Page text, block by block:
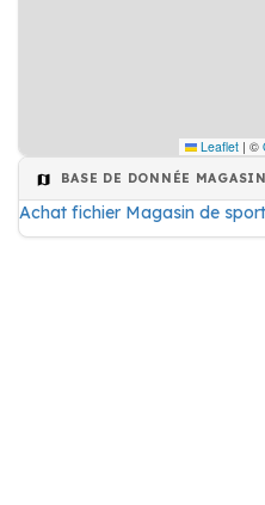
Leaflet | ©
BASE DE DONNÉE
Achat fichier Magasin de